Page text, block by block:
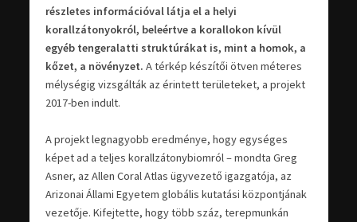
részletes információval látja el a helyi
korallzátonyokról, beleértve a korallokon kívül
egyéb tengeralatti struktúrákat is, mint a homok, a
kőzet, a növényzet. A térkép készítői ötven méteres
mélységig vizsgálták az érintett területeket, a projekt
2017-ben indult.
A projekt legnagyobb eredménye, hogy egységes
képet ad a teljes korallzátonybiomról – mondta Greg
Asner, az Allen Coral Atlas ügyvezető igazgatója, az
Arizonai Állami Egyetem globális kutatási központjának
vezetője. Kifejtette, hogy több száz, terepmunkán